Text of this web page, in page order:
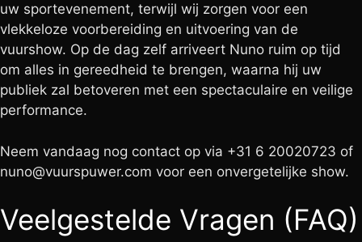
uw sportevenement, terwijl wij zorgen voor een
vlekkeloze voorbereiding en uitvoering van de
vuurshow. Op de dag zelf arriveert Nuno ruim op tijd
om alles in gereedheid te brengen, waarna hij uw
publiek zal betoveren met een spectaculaire en veilige
performance.
Neem vandaag nog contact op via +31 6 20020723 of
nuno@vuurspuwer.com voor een onvergetelijke show.
Veelgestelde Vragen (FAQ)